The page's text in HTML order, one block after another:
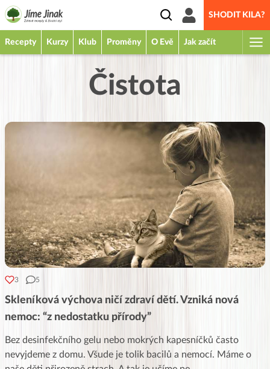
SHODIT KILA?
Recepty Kurzy Klub Proměny O Evě Jak začít
Čistota
3 5
Skleníková výchova ničí zdraví dětí. Vzniká nová
nemoc: “z nedostatku přírody”
Bez desinfekčního gelu nebo mokrých kapesníčků často
nevyjdeme z domu. Všude je tolik bacilů a nemocí. Máme o